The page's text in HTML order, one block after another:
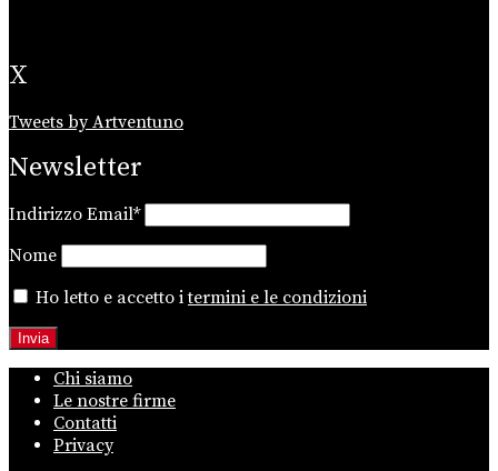
X
Tweets by Artventuno
Newsletter
Indirizzo Email*
Nome
Ho letto e accetto itermini e le condizioni
Chi siamo
Le nostre firme
Contatti
Privacy